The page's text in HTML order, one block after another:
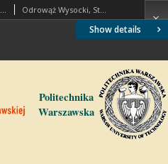
Show details
Piśmiennictwo profesora Stanisława Odrowąża Wysockiego - zestawienie bibliograficzne i pełne teksty wybranych publikacji Odrowąż Wysocki, Stanisław